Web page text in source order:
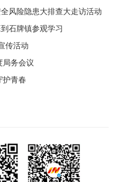
风险隐患大排查大走访活动
石牌镇参观学习
传活动
局务会议
护青春